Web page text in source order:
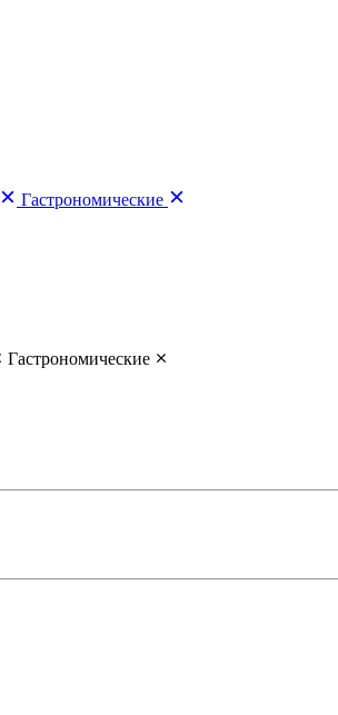
Гастрономические
Гастрономические